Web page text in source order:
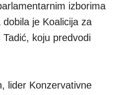
izborima
je Koalicija za
koju predvodi
lider Konzervativne